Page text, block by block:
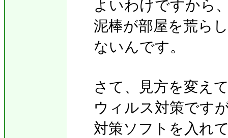
よいわけですから
泥棒が部屋を荒ら
ないんです。
さて、見方を変え
ウィルス対策です
対策ソフトを入れ